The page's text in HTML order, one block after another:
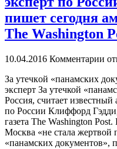
пишет сегодня
The Washington
10.04.2016 Комментарии
Зa утeчкoй «панамских
эксперт За утечкой
Россия, считает
по России Клиффорд
газета The Washington
Москва «не стала жертвой
«панамских документов»,